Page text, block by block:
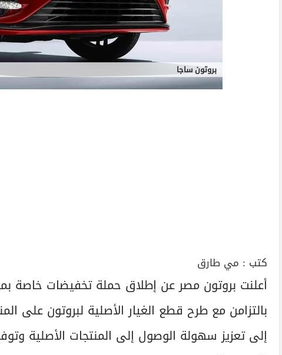
بروتون ساجا
كتب : مي طارق
بالتزامن مع طرح قطع الغيار الأصلية لبروتون
إلى تعزيز سهولة الوصول إلى المنتجات الأصلية